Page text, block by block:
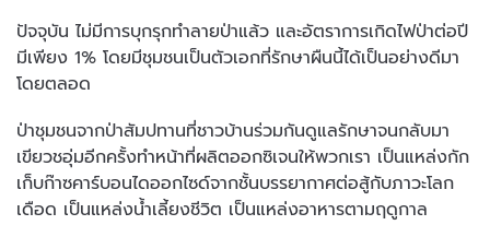
ปัจจุบัน ไม่มีการบุกรุกทำลายป่าแล้ว และอัตราการเกิดไฟป่าต่อปี
มีเพียง 1% โดยมีชุมชนเป็นตัวเอกที่รักษาผืนนี้ได้เป็นอย่างดีมา
โดยตลอด
ป่าชุมชนจากป่าสัมปทานที่ชาวบ้านร่วมกันดูแลรักษาจนกลับมา
เขียวชอุ่มอีกครั้งทำหน้าที่ผลิตออกซิเจนให้พวกเรา เป็นแหล่งกัก
เก็บก๊าซคาร์บอนไดออกไซด์จากชั้นบรรยากาศต่อสู้กับภาวะโลก
เดือด เป็นแหล่งน้ำเลี้ยงชีวิต เป็นแหล่งอาหารตามฤดูกาล